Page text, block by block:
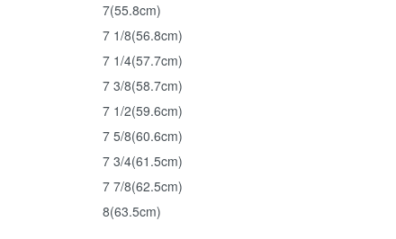
7(55.8cm)
7 1/8(56.8cm)
7 1/4(57.7cm)
7 3/8(58.7cm)
7 1/2(59.6cm)
7 5/8(60.6cm)
7 3/4(61.5cm)
7 7/8(62.5cm)
8(63.5cm)